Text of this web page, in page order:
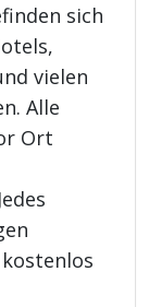
sich
vielen
Alle
Ort